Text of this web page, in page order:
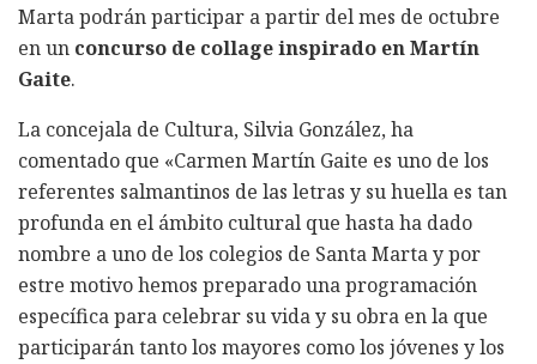
Marta podrán participar a partir del mes de octubre
en un concurso de collage inspirado en Martín
Gaite.
La concejala de Cultura, Silvia González, ha
comentado que «Carmen Martín Gaite es uno de los
referentes salmantinos de las letras y su huella es tan
profunda en el ámbito cultural que hasta ha dado
nombre a uno de los colegios de Santa Marta y por
estre motivo hemos preparado una programación
específica para celebrar su vida y su obra en la que
participarán tanto los mayores como los jóvenes y los